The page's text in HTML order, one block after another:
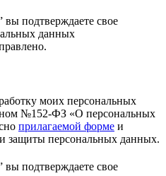
подтверждаете свое
данных
моих персональных
№152-ФЗ «О персональных
прилагаемой форме и
защиты персональных данных.
подтверждаете свое